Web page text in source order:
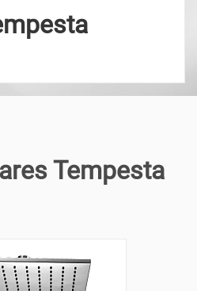
Tempesta